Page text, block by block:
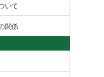
いて
関係